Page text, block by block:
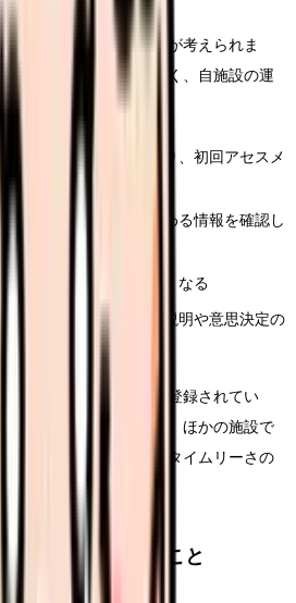
場では次のような変化が考えられま
と断定するものではなく、自施設の運
ださい。
情報を参照しやすくなり、初回アセスメ
剤禁忌などの安全に関わる情報を確認し
先と情報を共有しやすくなる
報を見られることで、説明や意思決定の
正確な情報が、正確に登録されてい
録やサマリーの内容が、ほかの施設で
こそ、記録の正確さ・タイムリーさの
す。
が気をつけたいこと